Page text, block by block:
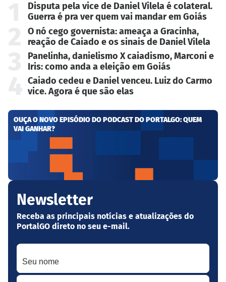
Disputa pela vice de Daniel Vilela é colateral.
Guerra é pra ver quem vai mandar em Goiás
O nó cego governista: ameaça a Gracinha,
reação de Caiado e os sinais de Daniel Vilela
Panelinha, danielismo X caiadismo, Marconi e
Iris: como anda a eleição em Goiás
Caiado cedeu e Daniel venceu. Luiz do Carmo
vice. Agora é que são elas
OUÇA O NOVO EPISÓDIO DO PODCAST DO PORTALGO: QUEM
VAI GANHAR?
Newsletter
Receba as principais notícias e atualizações do
PortalGO direto no seu e-mail.
Seu nome
Seu melhor e-mail